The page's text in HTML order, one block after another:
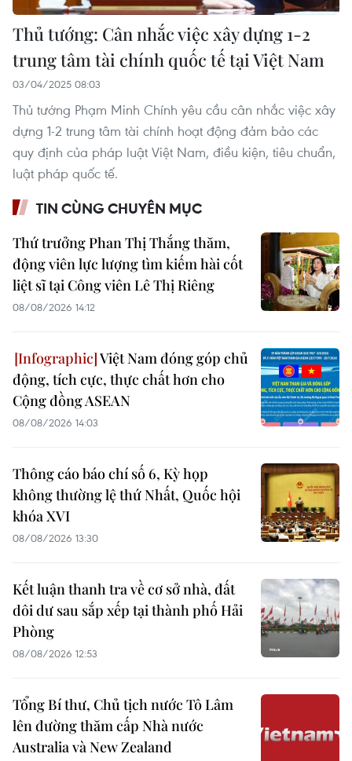
Thủ tướng: Cân nhắc việc xây dựng 1-2
trung tâm tài chính quốc tế tại Việt Nam
03/04/2025 08:03
Thủ tướng Phạm Minh Chính yêu cầu cân nhắc việc xây
dựng 1-2 trung tâm tài chính hoạt động đảm bảo các
quy định của pháp luật Việt Nam, điều kiện, tiêu chuẩn,
luật pháp quốc tế.
TIN CÙNG CHUYÊN MỤC
Thứ trưởng Phan Thị Thắng thăm,
động viên lực lượng tìm kiếm hài cốt
liệt sĩ tại Công viên Lê Thị Riêng
08/08/2026 14:12
Việt Nam đóng góp chủ
động, tích cực, thực chất hơn cho
Cộng đồng ASEAN
08/08/2026 14:03
Thông cáo báo chí số 6, Kỳ họp
không thường lệ thứ Nhất, Quốc hội
khóa XVI
08/08/2026 13:30
Kết luận thanh tra về cơ sở nhà, đất
dôi dư sau sắp xếp tại thành phố Hải
Phòng
08/08/2026 12:53
Tổng Bí thư, Chủ tịch nước Tô Lâm
lên đường thăm cấp Nhà nước
Australia và New Zealand